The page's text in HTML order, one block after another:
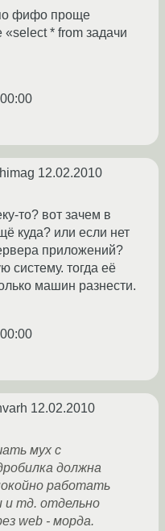
фифо проще
«select * from задачи
12.02.2010
то? вот зачем в
куда? или если нет
приложений?
систему. тогда её
машин разнести.
12.02.2010
мух с
должна
работать
и тд. отдельно
web - морда.